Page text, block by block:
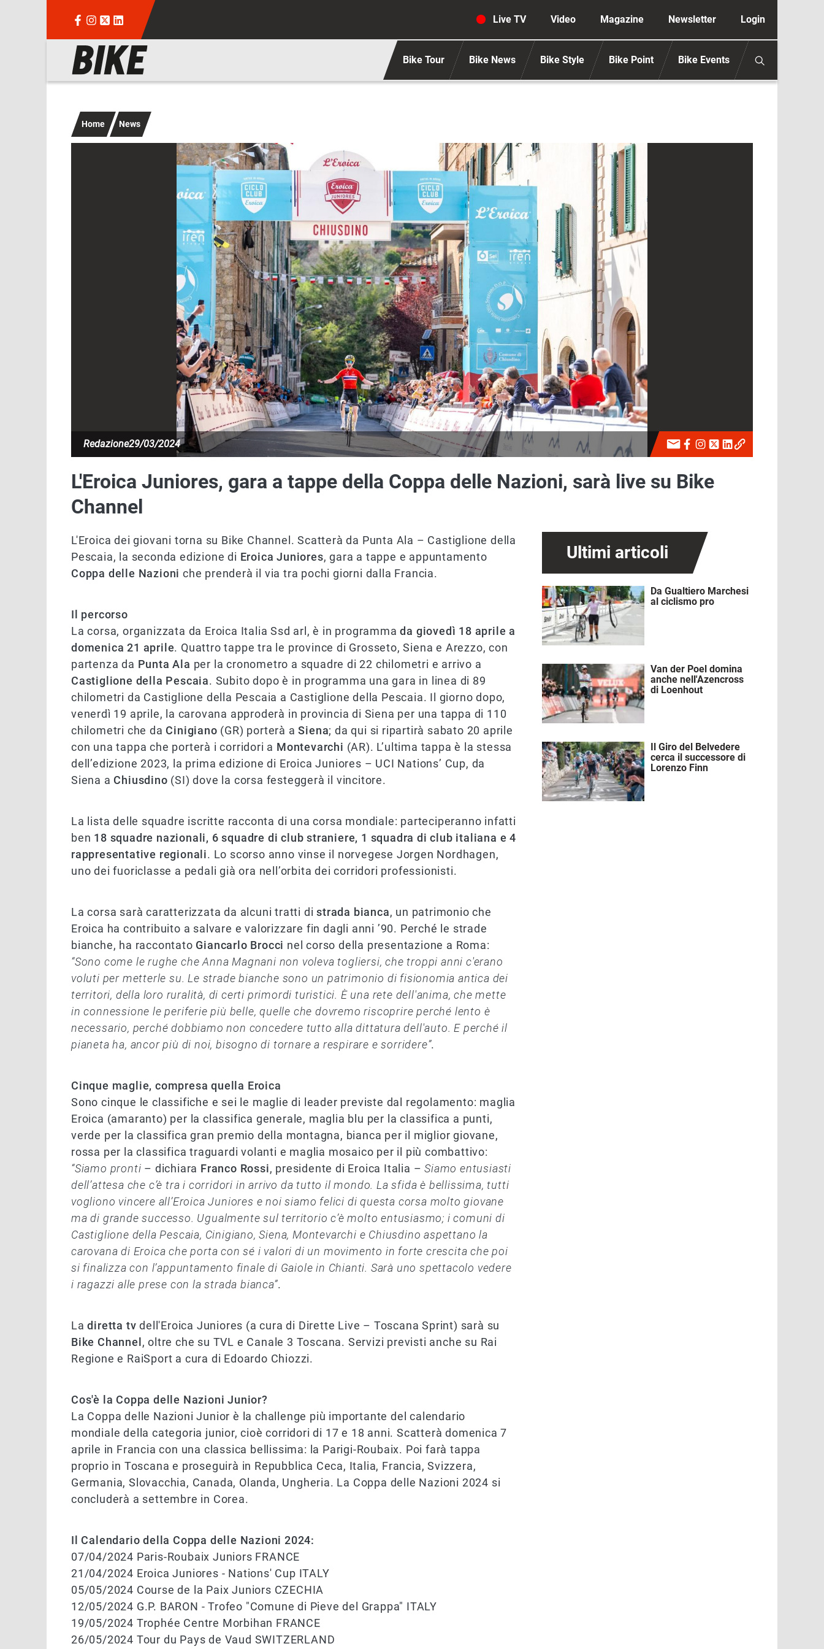
Navigazione secondaria anonimo
Live TV Video Magazine Newsletter Login
Navigazione principale Bike Tour Bike News Bike Style Bike Point Bike Events
Home News
Immagine
Redazione29/03/2024
L'Eroica Juniores, gara a tappe della Coppa delle Nazioni, sarà live su Bike
Channel
L'Eroica dei giovani torna su Bike Channel. Scatterà da Punta Ala – Castiglione della
Pescaia, la seconda edizione di Eroica Juniores, gara a tappe e appuntamento
Coppa delle Nazioni che prenderà il via tra pochi giorni dalla Francia.
Il percorso
La corsa, organizzata da Eroica Italia Ssd arl, è in programmada giovedì 18 aprile a
domenica 21 aprile. Quattro tappe tra le province di Grosseto, Siena e Arezzo, con
partenza da Punta Ala per la cronometro a squadre di 22 chilometri e arrivo a
Castiglione della Pescaia. Subito dopo è in programma una gara in linea di 89
chilometri da Castiglione della Pescaia a Castiglione della Pescaia. Il giorno dopo,
venerdì 19 aprile, la carovana approderà in provincia di Siena per una tappa di 110
chilometri che da Cinigiano (GR) porterà aSiena; da qui si ripartirà sabato 20 aprile
con una tappa che porterà i corridori a Montevarchi (AR). L’ultima tappa è la stessa
dell’edizione 2023, la prima edizione di Eroica Juniores – UCI Nations’ Cup, da
Siena a Chiusdino (SI) dove la corsa festeggerà il vincitore.
La lista delle squadre iscritte racconta di una corsa mondiale: parteciperanno infatti
ben 18 squadre nazionali, 6 squadre di club straniere, 1 squadra di club italiana e 4
rappresentative regionali. Lo scorso anno vinse il norvegese Jorgen Nordhagen,
uno dei fuoriclasse a pedali già ora nell’orbita dei corridori professionisti.
La corsa sarà caratterizzata da alcuni tratti distrada bianca, un patrimonio che
Eroica ha contribuito a salvare e valorizzare fin dagli anni ’90. Perché le strade
bianche, ha raccontato Giancarlo Brocci nel corso della presentazione a Roma:
“Sono come le rughe che Anna Magnani non voleva togliersi, che troppi anni c'erano
voluti per metterle su. Le strade bianche sono un patrimonio di fisionomia antica dei
territori, della loro ruralità, di certi primordi turistici. È una rete dell'anima, che mette
in connessione le periferie più belle, quelle che dovremo riscoprire perché lento è
necessario, perché dobbiamo non concedere tutto alla dittatura dell'auto. E perché il
pianeta ha, ancor più di noi, bisogno di tornare a respirare e sorridere”.
Cinque maglie, compresa quella Eroica
Sono cinque le classifiche e sei le maglie di leader previste dal regolamento: maglia
Eroica (amaranto) per la classifica generale, maglia blu per la classifica a punti,
verde per la classifica gran premio della montagna, bianca per il miglior giovane,
rossa per la classifica traguardi volanti e maglia mosaico per il più combattivo:
“Siamo pronti – dichiara Franco Rossi, presidente di Eroica Italia –Siamo entusiasti
dell’attesa che c’è tra i corridori in arrivo da tutto il mondo. La sfida è bellissima, tutti
vogliono vincere all’Eroica Juniores e noi siamo felici di questa corsa molto giovane
ma di grande successo. Ugualmente sul territorio c’è molto entusiasmo; i comuni di
Castiglione della Pescaia, Cinigiano, Siena, Montevarchi e Chiusdino aspettano la
carovana di Eroica che porta con sé i valori di un movimento in forte crescita che poi
si finalizza con l’appuntamento finale di Gaiole in Chianti. Sarà uno spettacolo vedere
i ragazzi alle prese con la strada bianca”.
Ladiretta tv dell'Eroica Juniores (a cura di Dirette Live – Toscana Sprint) sarà su
Bike Channel, oltre che su TVL e Canale 3 Toscana. Servizi previsti anche su Rai
Regione e RaiSport a cura di Edoardo Chiozzi.
Cos'è la Coppa delle Nazioni Junior?
La Coppa delle Nazioni Junior è la challenge più importante del calendario
mondiale della categoria junior, cioè corridori di 17 e 18 anni. Scatterà domenica 7
aprile in Francia con una classica bellissima: la Parigi-Roubaix. Poi farà tappa
proprio in Toscana e proseguirà in Repubblica Ceca, Italia, Francia, Svizzera,
Germania, Slovacchia, Canada, Olanda, Ungheria. La Coppa delle Nazioni 2024 si
concluderà a settembre in Corea.
Il Calendario della Coppa delle Nazioni 2024:
07/04/2024 Paris-Roubaix Juniors FRANCE
21/04/2024 Eroica Juniores - Nations' Cup ITALY
05/05/2024 Course de la Paix Juniors CZECHIA
12/05/2024 G.P. BARON - Trofeo "Comune di Pieve del Grappa" ITALY
19/05/2024 Trophée Centre Morbihan FRANCE
26/05/2024 Tour du Pays de Vaud SWITZERLAND
Ultimi articoli
Immagine
Da Gualtiero Marchesi
al ciclismo pro
Immagine
Van der Poel domina
anche nell'Azencross
di Loenhout
Immagine
Il Giro del Belvedere
cerca il successore di
Lorenzo Finn